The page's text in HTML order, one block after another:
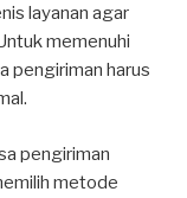
layanan agar
memenuhi
pengiriman harus
pengiriman
metode